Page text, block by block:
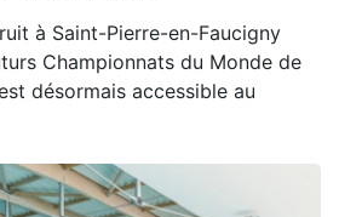
à Saint-Pierre-en-Faucigny
Championnats du Monde de
désormais accessible au